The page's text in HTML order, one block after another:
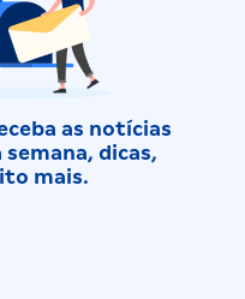
as notícias
dicas,
mais.